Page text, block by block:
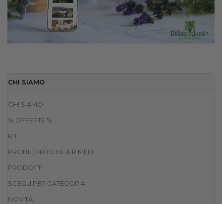
CHI SIAMO
CHI SIAMO
% OFFERTE %
KIT
PROBLEMATICHE & RIMEDI
PRODOTTI
SCEGLI PER CATEGORIA
NOVITÀ